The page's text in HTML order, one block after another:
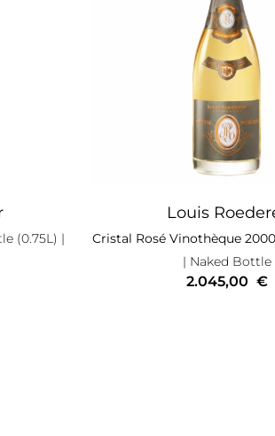
(0.75L) |
Louis
Cristal Rosé Vinothèque 2000
| Naked Bottle
2.045,00 €